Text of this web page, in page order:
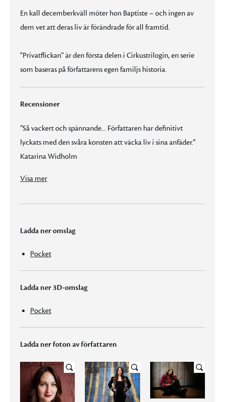
En kall decemberkväll möter hon Baptiste – och ingen av
dem vet att deras liv är förändrade för all framtid.
"Privatflickan" är den första delen i Cirkustrilogin, en serie
som baseras på författarens egen familjs historia.
Recensioner
”Så vackert och spännande... Författaren har definitivt
lyckats med den svåra konsten att väcka liv i sina anfäder.”
Katarina Widholm
Visa mer
Ladda ner omslag
Pocket
Ladda ner 3D-omslag
Pocket
Ladda ner foton av författaren